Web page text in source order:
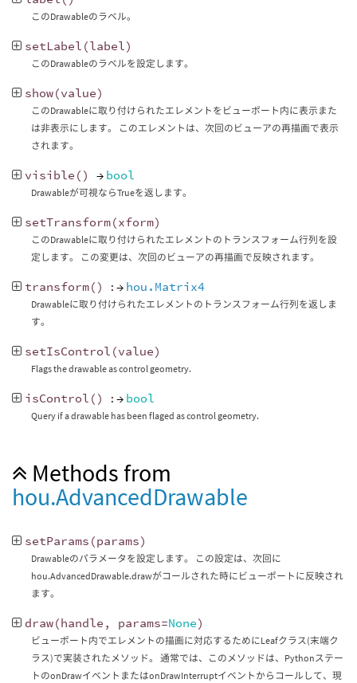
このDrawableのラベル。
setLabel (label)
このDrawableのラベルを設定します。
show(value)
このDrawableに取り付けられたエレメントをビューポート内に表示また
は非表示にします。 このエレメントは、次回のビューアの再描画で表示
されます。
visible () → bool
Drawableが可視ならTrueを返します。
setTransform(xform)
このDrawableに取り付けられたエレメントのトランスフォーム行列を設
定します。 この変更は、次回のビューアの再描画で反映されます。
transform() : → hou.Matrix4
Drawableに取り付けられたエレメントのトランスフォーム行列を返しま
す。
setIsControl (value)
Flags the drawable as control geometry.
isControl () : → bool
Query if a drawable has been flaged as control geometry.
Methods from
hou.AdvancedDrawable
setParams (params)
Drawableのパラメータを設定します。 この設定は、次回に
hou.AdvancedDrawable.drawがコールされた時にビューポートに反映され
ます。
draw(handle , params=None)
ビューポート内でエレメントの描画に対応するためにLeafクラス(末端ク
ラス)で実装されたメソッド。 通常では、このメソッドは、Pythonステー
トのonDrawイベントまたはonDrawInterruptイベントからコールして、現